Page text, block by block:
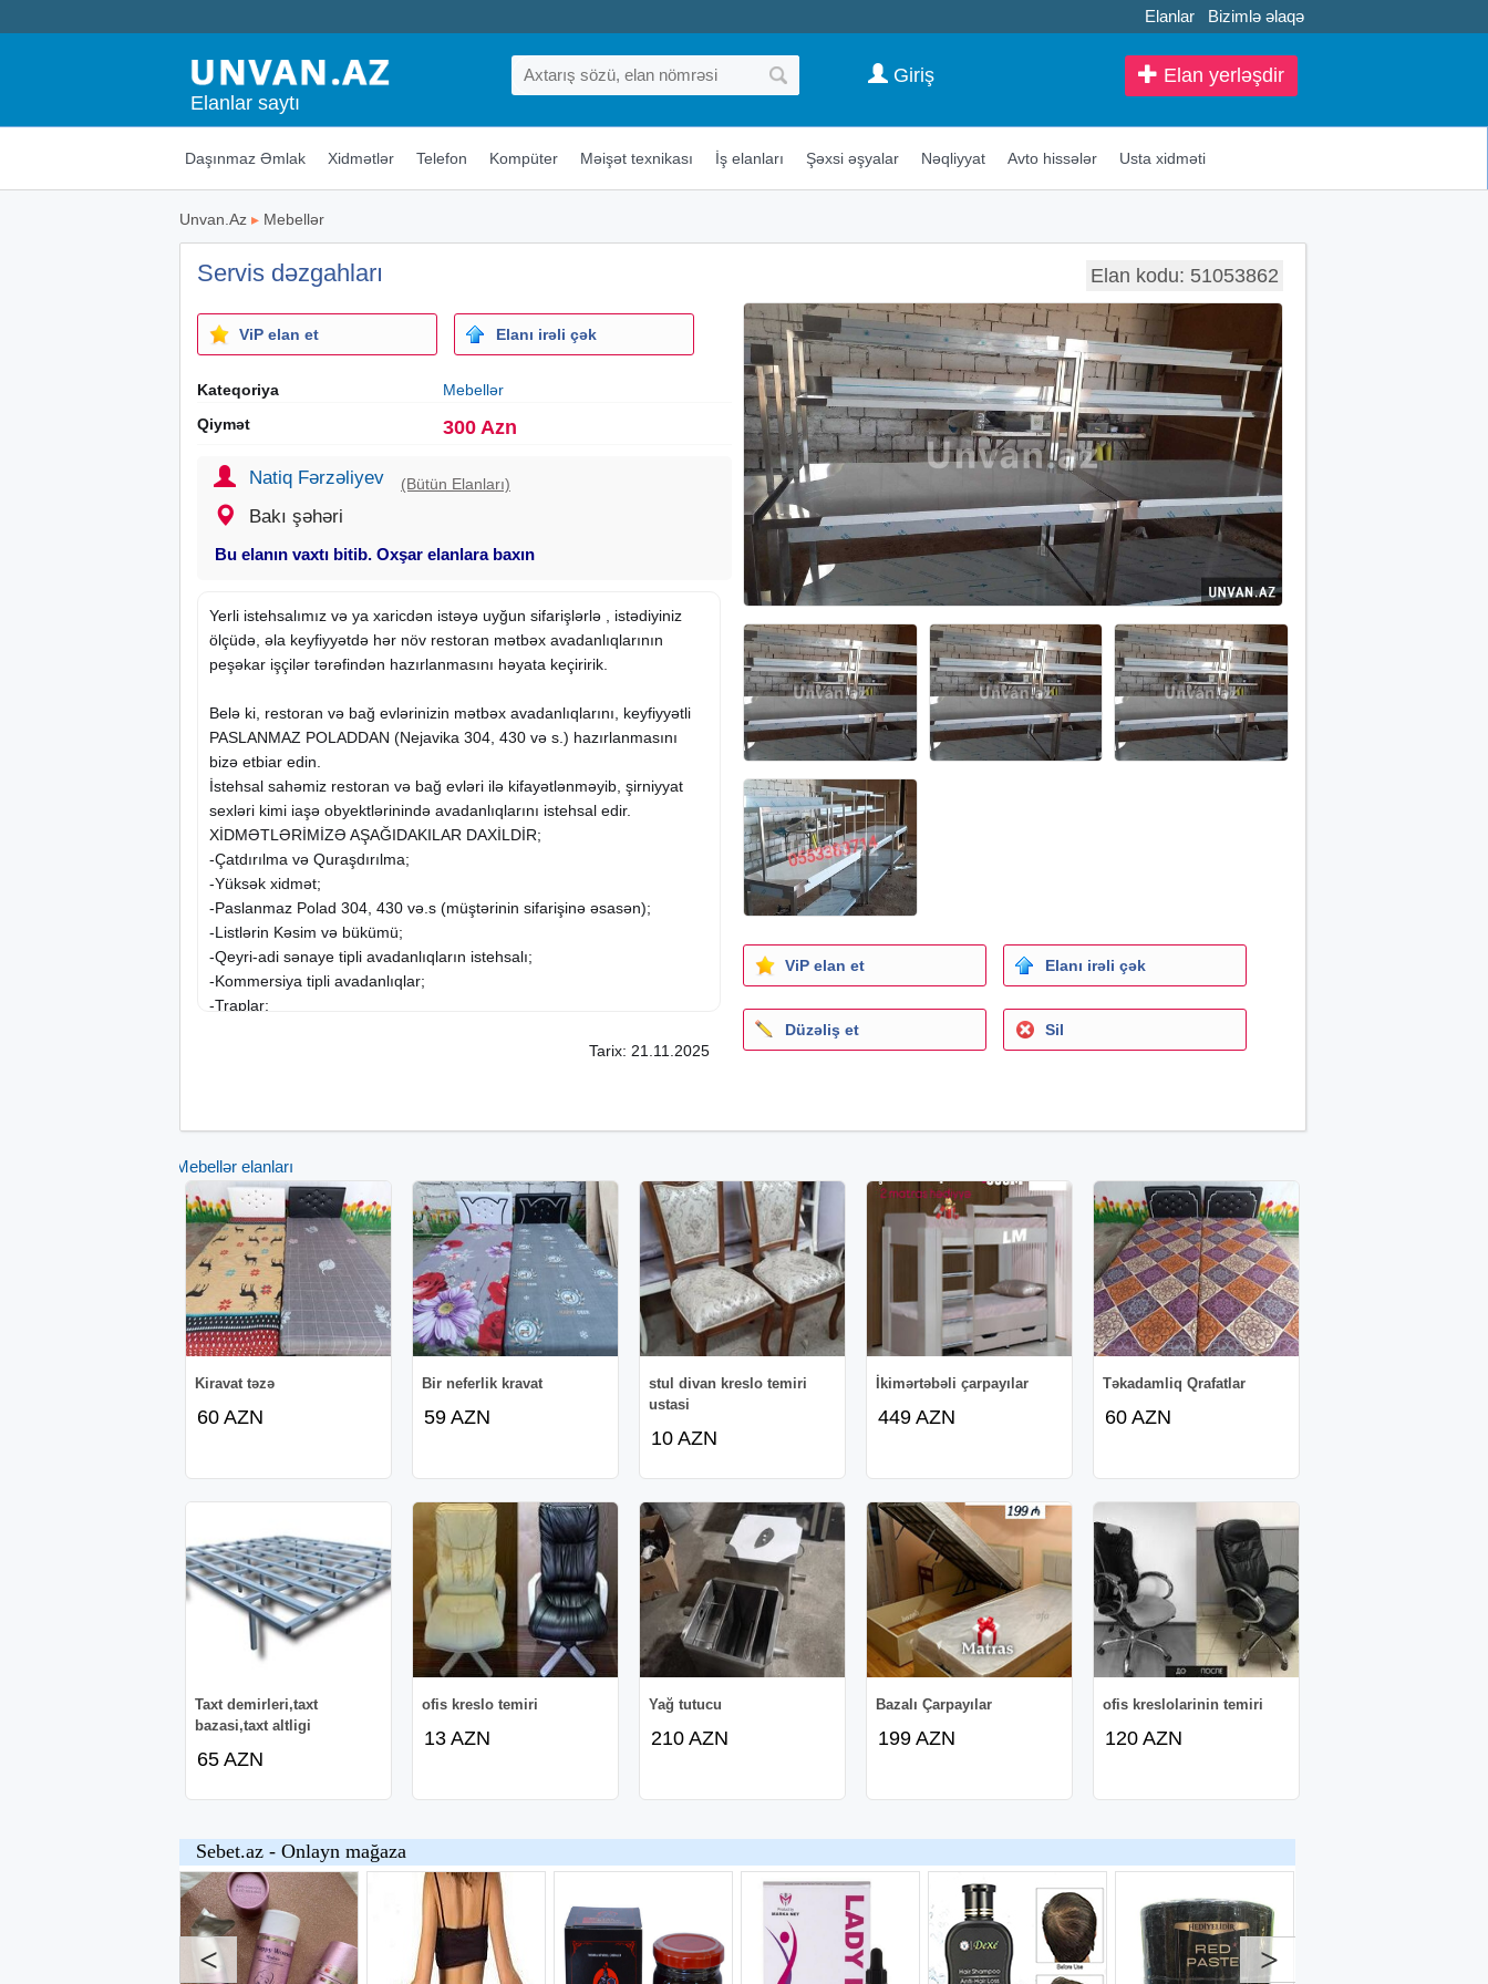
Elanlar Bizimlə əlaqə
Elanlar saytı
Elan yerləşdir
Giriş
Daşınmaz Əmlak Xidmətlər Telefon Kompüter Məişət texnikası İş elanları Şəxsi əşyalar Nəqliyyat Avto hissələr Usta xidməti
Unvan.Az ▸ Mebellər
Servis dəzgahları Elan kodu: 51053862
ViP elan et Elanı irəli çək
Kateqoriya
Mebellər
Qiymət
300 Azn
Natiq Fərzəliyev (Bütün Elanları)
Bakı şəhəri
Bu elanın vaxtı bitib. Oxşar elanlara baxın
Yerli istehsalımız və ya xaricdən istəyə uyğun sifarişlərlə , istədiyiniz
ölçüdə, əla keyfiyyətdə hər növ restoran mətbəx avadanlıqlarının
peşəkar işçilər tərəfindən hazırlanmasını həyata keçiririk.
Belə ki, restoran və bağ evlərinizin mətbəx avadanlıqlarını, keyfiyyətli
PASLANMAZ POLADDAN (Nejavika 304, 430 və s.) hazırlanmasını
bizə etbiar edin.
İstehsal sahəmiz restoran və bağ evləri ilə kifayətlənməyib, şirniyyat
sexləri kimi iaşə obyektlərinində avadanlıqlarını istehsal edir.
XİDMƏTLƏRİMİZƏ AŞAĞIDAKILAR DAXİLDİR;
-Çatdırılma və Quraşdırılma;
-Yüksək xidmət;
-Paslanmaz Polad 304, 430 və.s (müştərinin sifarişinə əsasən);
-Listlərin Kəsim və bükümü;
-Qeyri-adi sənaye tipli avadanlıqların istehsalı;
-Kommersiya tipli avadanlıqlar;
-Traplar;
-Soyuducular və Soyutma sistemləri;
-Rəflər (Paslanmaz, Stellaj, Divar rəfləri);
-Çay samovarları;
-Ət çəkənlər;
-Gigiyena və Təmizlik avadanlıqları;
-Dönər və Tantuni aparatları;
-Dezinfektorlar və Zibil qabları;
Daha çox məlumat üçün əlaqə nömrələrimizə zəng edə və ya
whatsapp vasitəsilə əlaqə saxlaya bilərsiniz.
Tarix: 21.11.2025
ViP elan et Elanı irəli çək
Düzəliş et Sil
Mebellər elanları
Kiravat təzə
60 AZN
Bir neferlik kravat
59 AZN
stul divan kreslo temiri
ustasi
10 AZN
İkimərtəbəli çarpayılar
449 AZN
Təkadamliq Qrafatlar
60 AZN
Taxt demirleri,taxt
bazasi,taxt altligi
65 AZN
ofis kreslo temiri
13 AZN
Yağ tutucu
210 AZN
Bazalı Çarpayılar
199 AZN
ofis kreslolarinin temiri
120 AZN